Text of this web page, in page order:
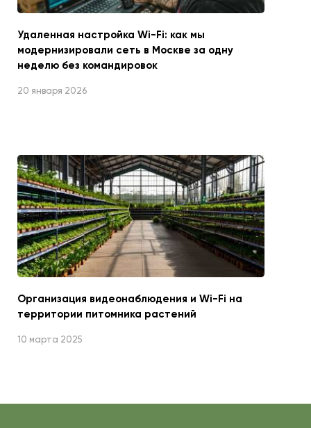
Удаленная настройка Wi-Fi: как мы
модернизировали сеть в Москве за одну
неделю без командировок
20 января 2026
Организация видеонаблюдения и Wi-Fi на
территории питомника растений
10 марта 2025